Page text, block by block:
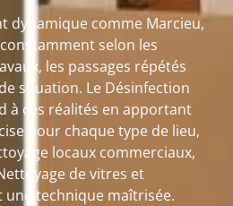
dynamique comme Marcieu,
selon les
les passages répétés
situation. Le Désinfection
à ces réalités en apportant
pour chaque type de lieu,
locaux commerciaux,
de vitres et
une technique maîtrisée.